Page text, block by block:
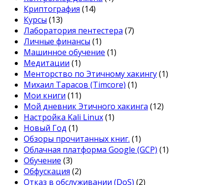
Криптография (14)
Курсы (13)
Лаборатория пентестера (7)
Личные финансы (1)
Машинное обучение (1)
Медитации (1)
Менторство по Этичному хакингу(1)
Михаил Тарасов (Timcore) (1)
Мои книги (11)
Мой дневник Этичного хакинга (12)
Настройка Kali Linux(1)
Новый Год (1)
Обзоры прочитанных книг. (1)
Облачная платформа Google (GCP) (1)
Обучение (3)
Обфускация (2)
Отказ в обслуживании (DoS) (2)